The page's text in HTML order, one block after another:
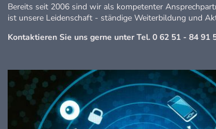
Bereits seit 2006 sind wir als kompetenter
ist unsere Leidenschaft - ständige Weiterbildung und
Kontaktieren Sie uns gerne unter Tel. 0 62 51 - 84